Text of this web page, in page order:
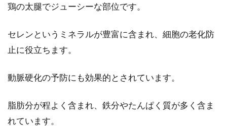
んでいる方は多いのではないでしょうか？皆さ
る！そのレシピをご紹介！
鶏の太腿でジューシーな部位です。
セレンというミネラルが豊富に含まれ、細胞の老化防
止に役立ちます。
動脈硬化の予防にも効果的とされています。
脂肪分が程よく含まれ、鉄分やたんぱく質が多く含ま
れています。